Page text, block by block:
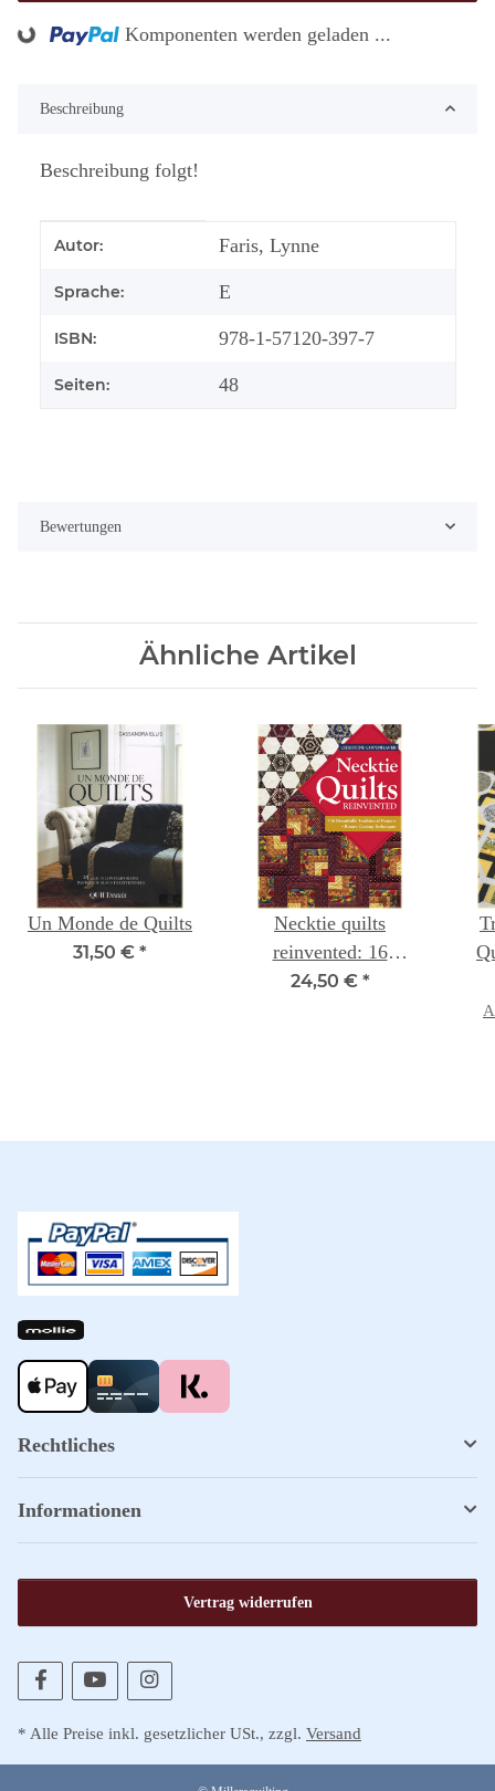
Loading... Komponenten werden geladen ...
Beschreibung
Beschreibung folgt!
Produkteigenschaft
Wert
Autor: Faris, Lynne
Sprache: E
ISBN: 978-1-57120-397-7
Seiten: 48
Bewertungen
Ähnliche Artikel
Un Monde de Quilts
31,50 € *
Necktie quilts
reinvented: 16
beautifully traditional
24,50 € *
Rechtliches
Informationen
Vertrag widerrufen
* Alle Preise inkl. gesetzlicher USt., zzgl. Versand